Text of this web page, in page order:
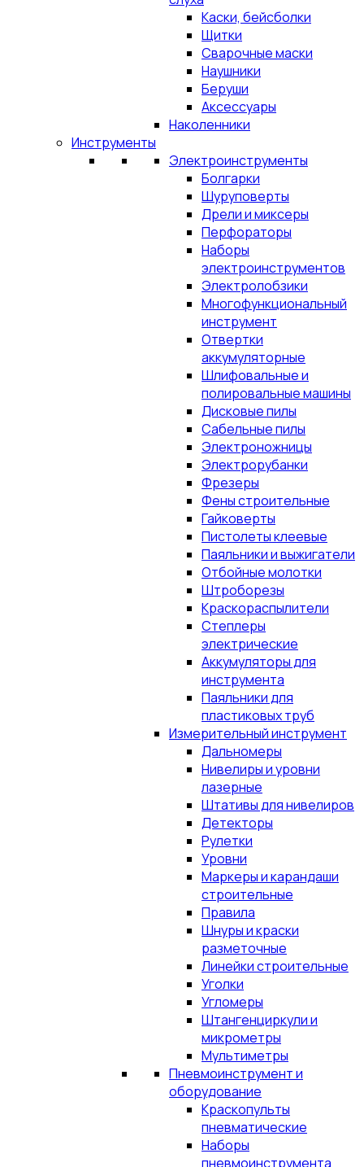
Каски, бейсболки
Щитки
Сварочные маски
Наушники
Беруши
Аксессуары
Наколенники
Инструменты
Электроинструменты
Болгарки
Шуруповерты
Дрели и миксеры
Перфораторы
Наборы
электроинструментов
Электролобзики
Многофункциональный
инструмент
Отвертки
аккумуляторные
Шлифовальные и
полировальные машины
Дисковые пилы
Сабельные пилы
Электроножницы
Электрорубанки
Фрезеры
Фены строительные
Гайковерты
Пистолеты клеевые
Паяльники и выжигатели
Отбойные молотки
Штроборезы
Краскораспылители
Степлеры
электрические
Аккумуляторы для
инструмента
Паяльники для
пластиковых труб
Измерительный инструмент
Дальномеры
Нивелиры и уровни
лазерные
Штативы для нивелиров
Детекторы
Рулетки
Уровни
Маркеры и карандаши
строительные
Правила
Шнуры и краски
разметочные
Линейки строительные
Уголки
Угломеры
Штангенциркули и
микрометры
Мультиметры
Пневмоинструмент и
оборудование
Краскопульты
пневматические
Наборы
пневмоинструмента